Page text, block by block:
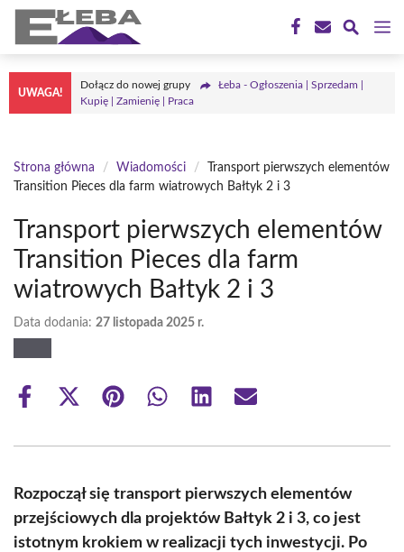
Przejdź
treści
UWAGA!
Dołącz do nowej grupy
Łeba - Ogłoszenia | Sprzedam |
Kupię | Zamienię | Praca
Strona główna / Wiadomości /
Transport pierwszych elementów
Transition Pieces dla farm wiatrowych Bałtyk 2 i 3
Transport pierwszych elementów
Transition Pieces dla farm
wiatrowych Bałtyk 2 i 3
Data dodania: 27 listopada 2025 r.
Share
Share
(Twitter)
Share Share Share Share
Rozpoczął się transport pierwszych elementów
przejściowych dla projektów Bałtyk 2 i 3, co jest
istotnym krokiem w realizacji tych inwestycji. Po